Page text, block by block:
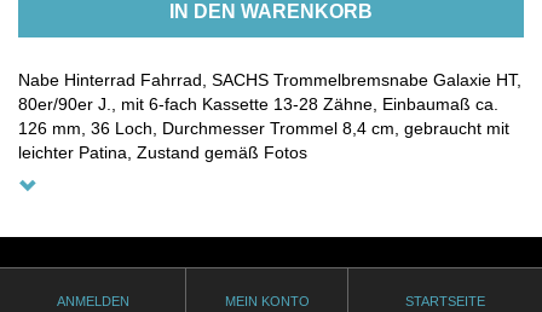
IN DEN WARENKORB
Nabe Hinterrad Fahrrad, SACHS Trommelbremsnabe Galaxie HT,
80er/90er J., mit 6-fach Kassette 13-28 Zähne, Einbaumaß ca.
126 mm, 36 Loch, Durchmesser Trommel 8,4 cm, gebraucht mit
leichter Patina, Zustand gemäß Fotos
ANMELDEN MEIN KONTO STARTSEITE